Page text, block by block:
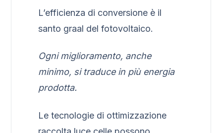
L’efficienza di conversione è il
santo graal del fotovoltaico.
Ogni miglioramento, anche
minimo, si traduce in più energia
prodotta.
Le tecnologie di ottimizzazione